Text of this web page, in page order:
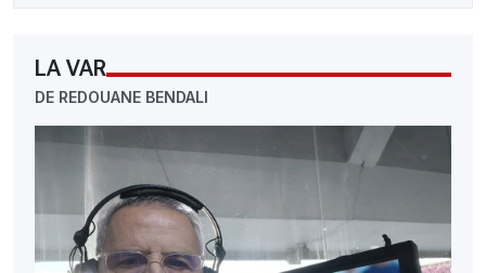
LA VAR
DE REDOUANE BENDALI